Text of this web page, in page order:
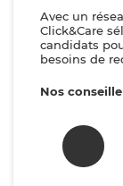
Avec un
Click&Care
candidats
besoins de
Nos